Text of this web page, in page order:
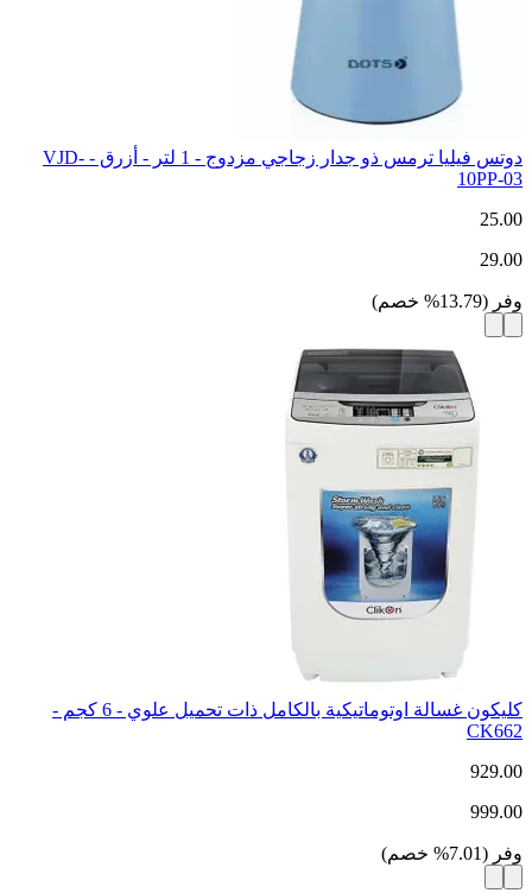
دوتس فيليا ترمس ذو جدار زجاجي مزدوج - 1 لتر - أزرق - VJD-
10PP-03
25.00
29.00
وفر (
13.79
% خصم)
كليكون غسالة اوتوماتيكية بالكامل ذات تحميل علوي - 6 كجم -
CK662
929.00
999.00
وفر (
7.01
% خصم)